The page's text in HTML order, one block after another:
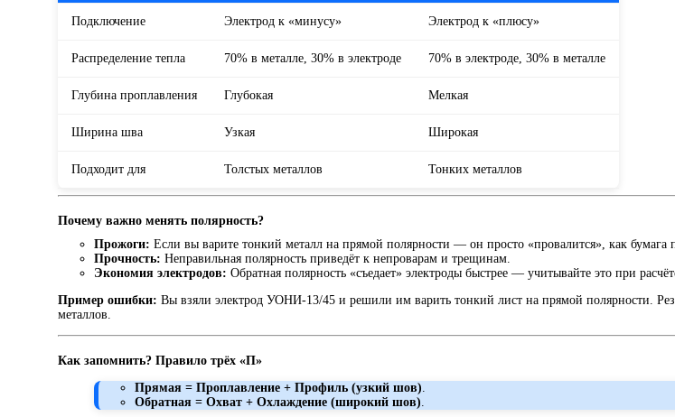
Подключение Электрод к «минусу» Электрод к «плюсу»
Распределение тепла 70% в металле, 30% в электроде 70% в электроде, 30% в металле
Глубина проплавления Глубокая Мелкая
Ширина шва Узкая Широкая
Подходит для Толстых металлов Тонких металлов
Почему важно менять полярность?
Прожоги: Если вы варите тонкий металл на прямой полярности — он просто «провалится», как бумага
Прочность: Неправильная полярность приведёт к непроварам и трещинам.
Экономия электродов: Обратная полярность «съедает» электроды быстрее — учитывайте это при
Пример ошибки: Вы взяли электрод УОНИ-13/45 и решили им варить тонкий лист на прямой полярности.
металлов.
Как запомнить? Правило трёх «П»
Прямая = Проплавление + Профиль (узкий шов).
Обратная = Охват + Охлаждение (широкий шов).